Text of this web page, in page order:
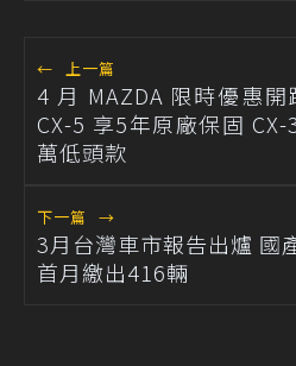
← 上一篇
4 月 MAZDA 限時優惠
CX-5 享5年原廠保固
萬低頭款
下一篇 →
3月台灣車市報告出爐 國
首月繳出416輛